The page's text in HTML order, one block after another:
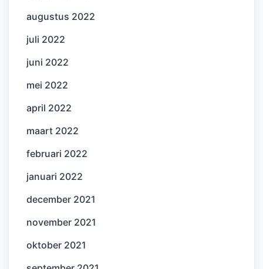
augustus 2022
juli 2022
juni 2022
mei 2022
april 2022
maart 2022
februari 2022
januari 2022
december 2021
november 2021
oktober 2021